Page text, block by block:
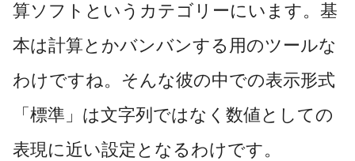
算ソフトというカテゴリーにいます。基
本は計算とかバンバンする用のツールな
わけですね。そんな彼の中での表示形式
「標準」は文字列ではなく数値としての
表現に近い設定となるわけです。